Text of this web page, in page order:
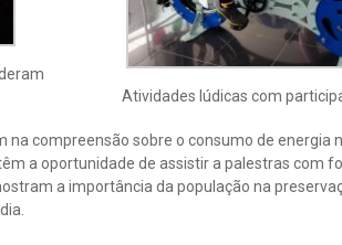
Atividades lúdicas com
compreensão sobre o consumo de energia
a oportunidade de assistir a palestras com
a importância da população na